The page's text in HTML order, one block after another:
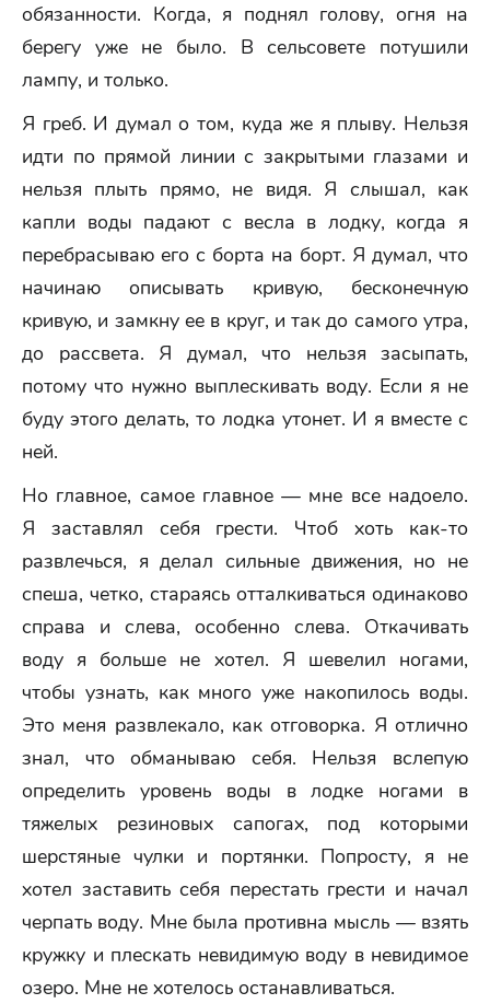
обязанности. Когда, я поднял голову, огня на
берегу уже не было. В сельсовете потушили
лампу, и только.
Я греб. И думал о том, куда же я плыву. Нельзя
идти по прямой линии с закрытыми глазами и
нельзя плыть прямо, не видя. Я слышал, как
капли воды падают с весла в лодку, когда я
перебрасываю его с борта на борт. Я думал, что
начинаю описывать кривую, бесконечную
кривую, и замкну ее в круг, и так до самого утра,
до рассвета. Я думал, что нельзя засыпать,
потому что нужно выплескивать воду. Если я не
буду этого делать, то лодка утонет. И я вместе с
ней.
Но главное, самое главное — мне все надоело.
Я заставлял себя грести. Чтоб хоть как-то
развлечься, я делал сильные движения, но не
спеша, четко, стараясь отталкиваться одинаково
справа и слева, особенно слева. Откачивать
воду я больше не хотел. Я шевелил ногами,
чтобы узнать, как много уже накопилось воды.
Это меня развлекало, как отговорка. Я отлично
знал, что обманываю себя. Нельзя вслепую
определить уровень воды в лодке ногами в
тяжелых резиновых сапогах, под которыми
шерстяные чулки и портянки. Попросту, я не
хотел заставить себя перестать грести и начал
черпать воду. Мне была противна мысль — взять
кружку и плескать невидимую воду в невидимое
озеро. Мне не хотелось останавливаться.